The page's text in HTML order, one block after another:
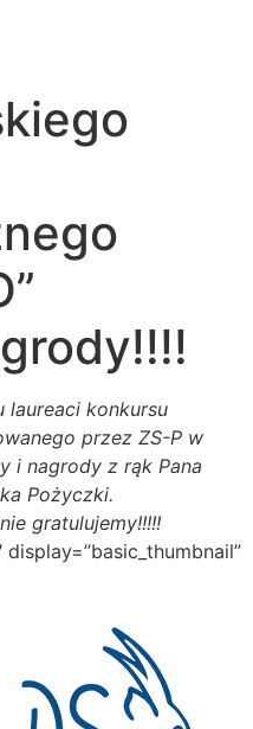
laureaci konkursu
przez ZS-P w
i nagrody z rąk Pana
Pożyczki.
gratulujemy!!!!!
display=”basic_thumbnail”